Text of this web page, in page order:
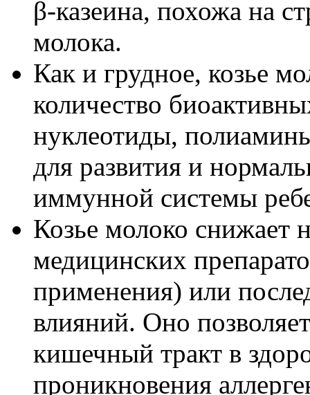
β-казеина, похожа на
молока.
Как и грудное, козье
количество
нуклеотиды,
для развития и
иммунной системы
Козье молоко снижает
медицинских
применения) или
влияний. Оно
кишечный тракт в
проникновения